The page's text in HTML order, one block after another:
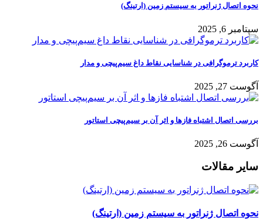
نحوه اتصال ژنراتور به سیستم زمین (ارتینگ)
سپتامبر 6, 2025
کاربرد ترموگرافی در شناسایی نقاط داغ سیم‌پیچی و مدار
آگوست 27, 2025
بررسی اتصال اشتباه فازها و اثر آن بر سیم‌پیچی استاتور
آگوست 26, 2025
سایر مقالات
نحوه اتصال ژنراتور به سیستم زمین (ارتینگ)